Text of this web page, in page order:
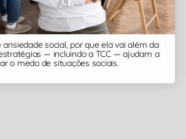
ansiedade social, por que ela vai além da
— incluindo a TCC — ajudam a
o medo de situações sociais.